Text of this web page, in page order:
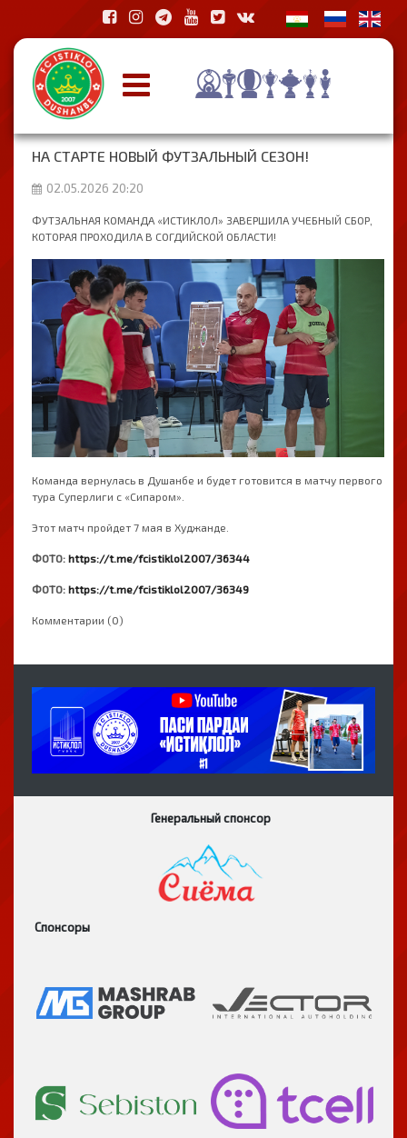
НА СТАРТЕ НОВЫЙ ФУТЗАЛЬНЫЙ СЕЗОН!
02.05.2026 20:20
ФУТЗАЛЬНАЯ КОМАНДА «ИСТИКЛОЛ» ЗАВЕРШИЛА УЧЕБНЫЙ СБОР,
КОТОРАЯ ПРОХОДИЛА В СОГДИЙСКОЙ ОБЛАСТИ!
Команда вернулась в Душанбе и будет готовится в матчу первого
тура Суперлиги с «Сипаром».
Этот матч пройдет 7 мая в Худжанде.
ФОТО: https://t.me/fcistiklol2007/36344
ФОТО: https://t.me/fcistiklol2007/36349
Комментарии (0)
Генеральный спонсор
Спонсоры